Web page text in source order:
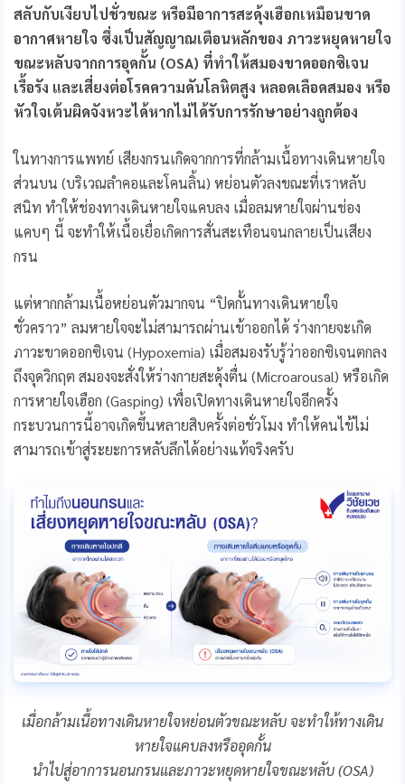
สลับกับเงียบไปชั่วขณะ หรือมีอาการสะดุ้งเฮือกเหมือนขาด
อากาศหายใจ ซึ่งเป็นสัญญาณเตือนหลักของ ภาวะหยุดหายใจ
ขณะหลับจากการอุดกั้น (OSA) ที่ทำให้สมองขาดออกซิเจน
เรื้อรัง และเสี่ยงต่อโรคความดันโลหิตสูง หลอดเลือดสมอง หรือ
หัวใจเต้นผิดจังหวะได้หากไม่ได้รับการรักษาอย่างถูกต้อง
ในทางการแพทย์ เสียงกรนเกิดจากการที่กล้ามเนื้อทางเดินหายใจ
ส่วนบน (บริเวณลำคอและโคนลิ้น) หย่อนตัวลงขณะที่เราหลับ
สนิท ทำให้ช่องทางเดินหายใจแคบลง เมื่อลมหายใจผ่านช่อง
แคบๆ นี้ จะทำให้เนื้อเยื่อเกิดการสั่นสะเทือนจนกลายเป็นเสียง
กรน
แต่หากกล้ามเนื้อหย่อนตัวมากจน “ปิดกั้นทางเดินหายใจ
ชั่วคราว” ลมหายใจจะไม่สามารถผ่านเข้าออกได้ ร่างกายจะเกิด
ภาวะขาดออกซิเจน (Hypoxemia) เมื่อสมองรับรู้ว่าออกซิเจนตกลง
ถึงจุดวิกฤต สมองจะสั่งให้ร่างกายสะดุ้งตื่น (Microarousal) หรือเกิด
การหายใจเฮือก (Gasping) เพื่อเปิดทางเดินหายใจอีกครั้ง
กระบวนการนี้อาจเกิดขึ้นหลายสิบครั้งต่อชั่วโมง ทำให้คนไข้ไม่
สามารถเข้าสู่ระยะการหลับลึกได้อย่างแท้จริงครับ
เมื่อกล้ามเนื้อทางเดินหายใจหย่อนตัวขณะหลับ จะทำให้ทางเดิน
หายใจแคบลงหรืออุดกั้น
นำไปสู่อาการนอนกรนและภาวะหยุดหายใจขณะหลับ (OSA)